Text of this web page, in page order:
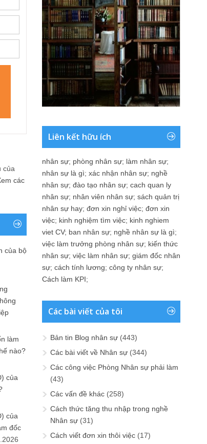
của
các
của bộ
làm
nào?
của
của
đốc
Liên kết hữu ích
nhân sự; phòng nhân sự; làm nhân sự;
nhân sự là gì; xác nhận nhân sự; nghề
nhân sự; đào tạo nhân sự; cach quan ly
nhân sự; nhân viên nhân sự; sách quản trị
nhân sự hay; đơn xin nghỉ việc; đơn xin
việc; kinh nghiệm tìm việc; kinh nghiem
viet CV; ban nhân sự; nghề nhân sự là gì;
việc làm trưởng phòng nhân sự; kiến thức
nhân sự; việc làm nhân sự; giám đốc nhân
sự; cách tính lương; công ty nhân sự;
Cách làm KPI;
Các bài viết của tôi
Bản tin Blog nhân sự (443)
Các bài viết về Nhân sự (344)
Các công việc Phòng Nhân sự phải làm
(43)
Các vấn đề khác (258)
Cách thức tăng thu nhập trong nghề
Nhân sự (31)
Cách viết đơn xin thôi việc (17)